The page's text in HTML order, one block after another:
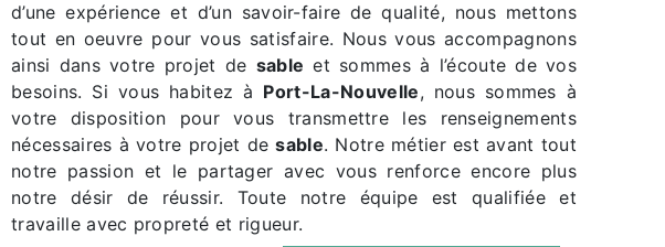
d’une expérience et d’un savoir-faire de qualité, nous mettons
tout en oeuvre pour vous satisfaire. Nous vous accompagnons
ainsi dans votre projet de sable et sommes à l’écoute de vos
besoins. Si vous habitez à Port-La-Nouvelle, nous sommes à
votre disposition pour vous transmettre les renseignements
nécessaires à votre projet desable. Notre métier est avant tout
notre passion et le partager avec vous renforce encore plus
notre désir de réussir. Toute notre équipe est qualifiée et
travaille avec propreté et rigueur.